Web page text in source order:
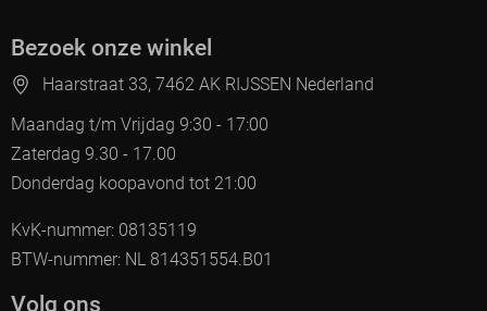
Bezoek onze winkel
Haarstraat 33, 7462 AK RIJSSEN Nederland
Maandag t/m Vrijdag 9:30 - 17:00
Zaterdag 9.30 - 17.00
Donderdag koopavond tot 21:00
KvK-nummer: 08135119
BTW-nummer: NL 814351554.B01
Volg ons